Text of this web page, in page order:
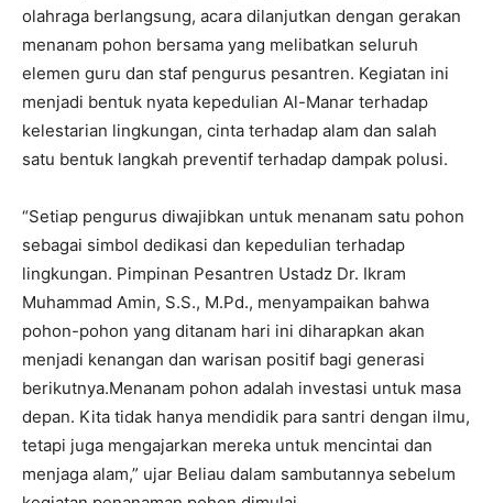
olahraga berlangsung, acara dilanjutkan dengan gerakan
menanam pohon bersama yang melibatkan seluruh
elemen guru dan staf pengurus pesantren. Kegiatan ini
menjadi bentuk nyata kepedulian Al-Manar terhadap
kelestarian lingkungan, cinta terhadap alam dan salah
satu bentuk langkah preventif terhadap dampak polusi.
“Setiap pengurus diwajibkan untuk menanam satu pohon
sebagai simbol dedikasi dan kepedulian terhadap
lingkungan. Pimpinan Pesantren Ustadz Dr. Ikram
Muhammad Amin, S.S., M.Pd., menyampaikan bahwa
pohon-pohon yang ditanam hari ini diharapkan akan
menjadi kenangan dan warisan positif bagi generasi
berikutnya.Menanam pohon adalah investasi untuk masa
depan. Kita tidak hanya mendidik para santri dengan ilmu,
tetapi juga mengajarkan mereka untuk mencintai dan
menjaga alam,” ujar Beliau dalam sambutannya sebelum